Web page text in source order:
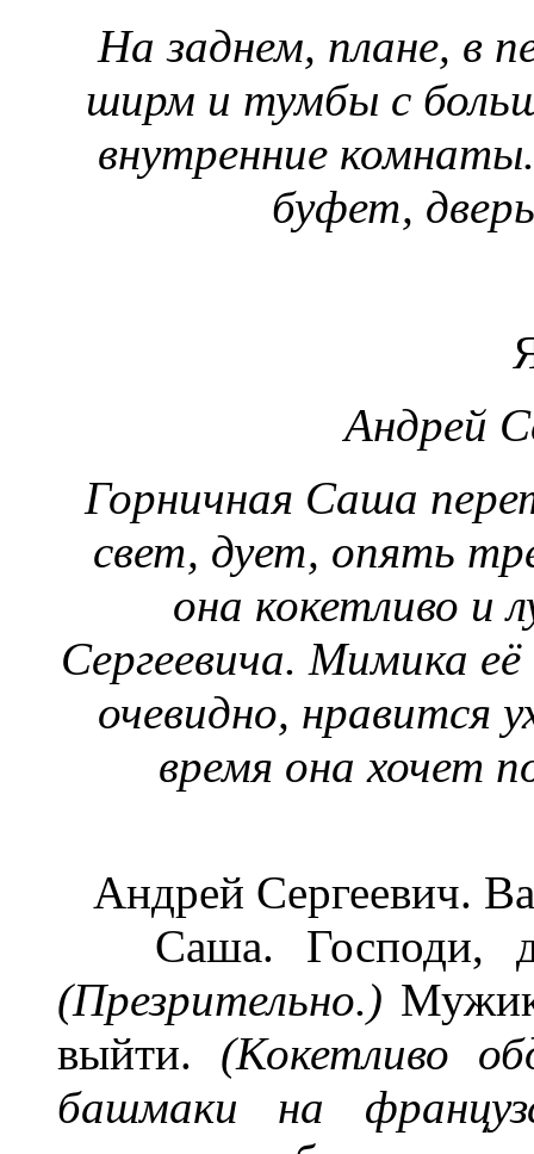
На заднем, плане, в
ширм и тумбы с
внутренние
буфет,
Андрей
Горничная Саша
свет, дует, опять
она кокетливо и
Сергеевича. Мимика
очевидно, нравится
время она хочет
Андрей Сергеевич.
Саша. Господи, да
(Презрительно.)
выйти. (Кокетливо
башмаки на